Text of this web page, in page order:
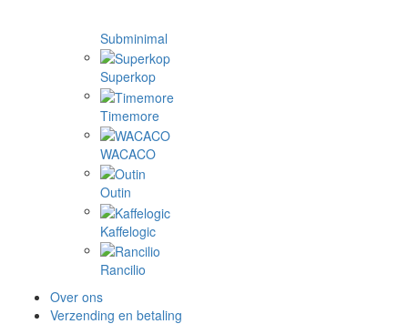
Subminimal
Superkop
Timemore
WACACO
Outin
Kaffelogic
Rancilio
Over ons
Verzending en betaling